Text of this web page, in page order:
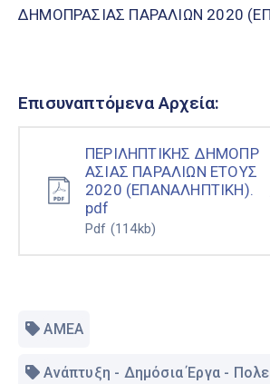
ΔΗΜΟΠΡΑΣΙΑΣ ΠΑΡΑΛΙΩΝ 2020
Επισυναπτόμενα Αρχεία:
ΠΕΡΙΛΗΠΤΙΚΗΣ ΔΗΜΟΠΡ
ΑΣΙΑΣ ΠΑΡΑΛΙΩΝ ΕΤΟΥΣ
2020 (ΕΠΑΝΑΛΗΠΤΙΚΗ).
pdf
Pdf (114kb)
ΑΜΕΑ
Ανάπτυξη - Δημόσια Έργα -